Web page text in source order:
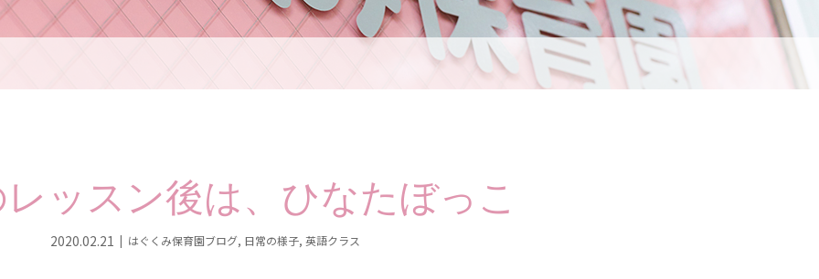
ッスン後は、ひなたぼっこ
2020.02.21 はぐくみ保育園ブログ, 日常の様子, 英語クラス